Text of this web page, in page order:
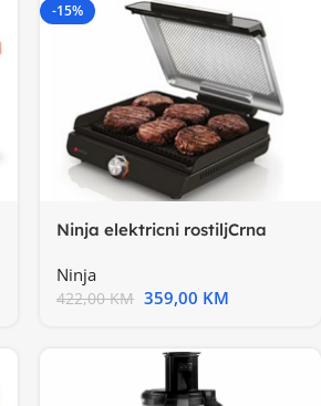
-15%
Ninja elektricni rostiljCrna
Ninja
422,00KM 359,00 KM